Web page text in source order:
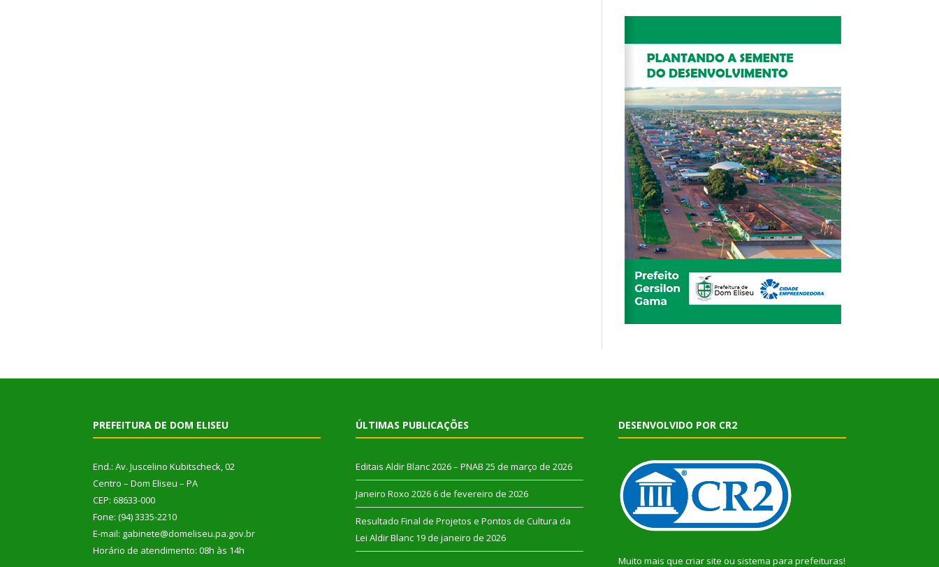
PREFEITURA DE DOM ELISEU
End.: Av. Juscelino Kubitscheck, 02
Centro – Dom Eliseu – PA
CEP: 68633-000
Fone: (94) 3335-2210
E-mail: gabinete@domeliseu.pa.gov.br
Horário de atendimento: 08h às 14h
ÚLTIMAS PUBLICAÇÕES
Editais Aldir Blanc 2026 – PNAB 25 de março de 2026
Janeiro Roxo 2026 6 de fevereiro de 2026
Resultado Final de Projetos e Pontos de Cultura da
Lei Aldir Blanc 19 de janeiro de 2026
DESENVOLVIDO POR CR2
Muito mais que criar site ou sistema para prefeituras!